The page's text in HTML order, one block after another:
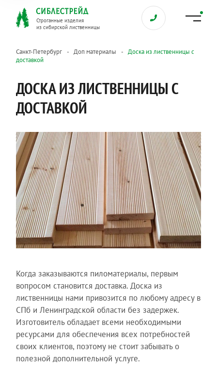
Строганные изделия
из сибирской лиственницы
Санкт-Петербург Доп материалы
Доска из лиственницы с
доставкой
ДОСКА ИЗ ЛИСТВЕННИЦЫ С
ДОСТАВКОЙ
Когда заказываются пиломатериалы, первым
вопросом становится доставка. Доска из
лиственницы нами привозится по любому адресу в
СПб и Ленинградской области без задержек.
Изготовитель обладает всеми необходимыми
ресурсами для обеспечения всех потребностей
своих клиентов, поэтому не стоит забывать о
полезной дополнительной услуге.